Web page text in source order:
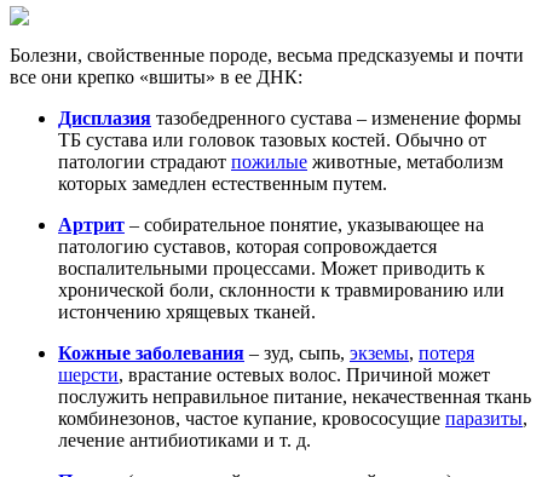
Болезни, свойственные породе, весьма предсказуемы и почти
все они крепко «вшиты» в ее ДНК:
Дисплазия тазобедренного сустава – изменение формы
ТБ сустава или головок тазовых костей. Обычно от
патологии страдают пожилые животные, метаболизм
которых замедлен естественным путем.
Артрит – собирательное понятие, указывающее на
патологию суставов, которая сопровождается
воспалительными процессами. Может приводить к
хронической боли, склонности к травмированию или
истончению хрящевых тканей.
Кожные заболевания – зуд, сыпь, экземы, потеря
шерсти, врастание остевых волос. Причиной может
послужить неправильное питание, некачественная ткань
комбинезонов, частое купание, кровососущие паразиты,
лечение антибиотиками и т. д.